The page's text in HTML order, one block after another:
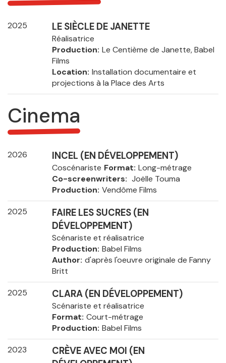
2025 LE SIÈCLE DE JANETTE
Réalisatrice
Production Le Centième de Janette, Babel
Films
Location Installation documentaire et
projections à la Place des Arts
Cinema
2026 INCEL (EN DÉVELOPPEMENT)
Coscénariste Format Long-métrage
Co-screenwriters
Joëlle Touma
Production Vendôme Films
2025
FAIRE LES SUCRES (EN
DÉVELOPPEMENT)
Scénariste et réalisatrice
Production Babel Films
Author d'après l'oeuvre originale de Fanny
Britt
2025 CLARA (EN DÉVELOPPEMENT)
Scénariste et réalisatrice
Format Court-métrage
Production Babel Films
2023
CRÈVE AVEC MOI (EN